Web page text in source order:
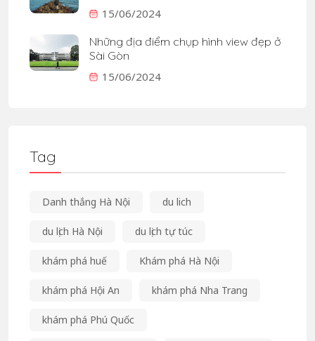
15/06/2024
Những địa điểm chụp hình view đẹp ở
Sài Gòn
15/06/2024
Tag
Danh thắng Hà Nội du lich
du lịch Hà Nội du lịch tự túc
khám phá huế Khám phá Hà Nội
khám phá Hội An khám phá Nha Trang
khám phá Phú Quốc